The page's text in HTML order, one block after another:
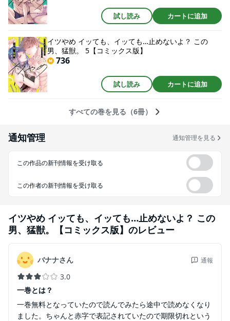
試し読み カートに追加
イツやめ イッても、イッても…止めないよ？ この
男、猛獣。 5【コミックス版】
736
試し読み カートに追加
すべての巻を見る（6冊）
通知管理 通知管理を見る
この作品の新刊情報を受け取る
この作者の新刊情報を受け取る
イツやめ イッても、イッても…止めないよ？ この
男、猛獣。【コミックス版】 のレビュー
バナナさん 通報
3.0
一巻とは？
一巻無料となっていたので読んでみたら途中で読めなくなり
ました。ちゃんと赤字で表記されていたので期限切れという